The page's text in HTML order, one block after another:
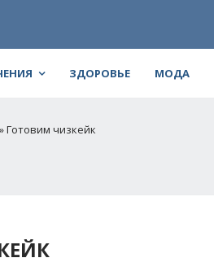
ЗДОРОВЬЕ МОДА
» Готовим чизкейк